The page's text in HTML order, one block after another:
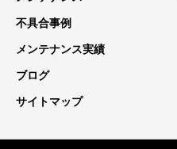
不具合事例
メンテナンス実績
ブログ
サイトマップ